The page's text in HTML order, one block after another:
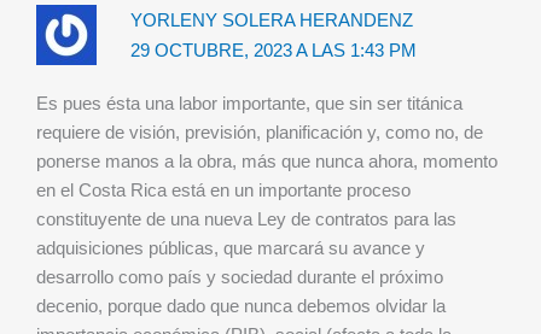
YORLENY SOLERA HERANDENZ
29 OCTUBRE, 2023 A LAS 1:43 PM
Es pues ésta una labor importante, que sin ser titánica
requiere de visión, previsión, planificación y, como no, de
ponerse manos a la obra, más que nunca ahora, momento
en el Costa Rica está en un importante proceso
constituyente de una nueva Ley de contratos para las
adquisiciones públicas, que marcará su avance y
desarrollo como país y sociedad durante el próximo
decenio, porque dado que nunca debemos olvidar la